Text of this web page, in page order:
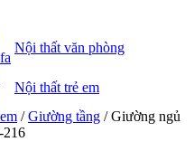
Nội thất văn phòng
Nội thất trẻ em
/Giường tầng / Giường ngủ
216